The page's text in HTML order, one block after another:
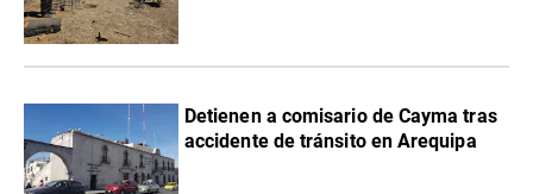
Detienen a comisario de Cayma tras
accidente de tránsito en Arequipa